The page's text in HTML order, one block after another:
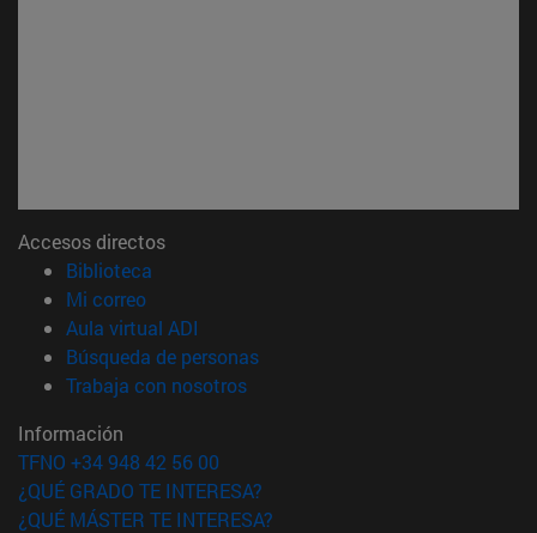
Accesos directos
Biblioteca
Mi correo(abre en nueva ventana)
Aula virtual ADI
Búsqueda de personas(abre en nueva ventana)
Trabaja con nosotros(abre en nueva ventana)
Información
TFNO +34 948 42 56 00
¿QUÉ GRADO TE INTERESA?
¿QUÉ MÁSTER TE INTERESA?